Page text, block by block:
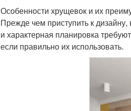
Особенности хрущевок и их
Прежде чем приступить к
и характерная планировка
если правильно их использовать.